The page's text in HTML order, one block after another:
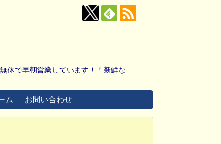
休で早朝営業しています！！新鮮な
ム お問い合わせ